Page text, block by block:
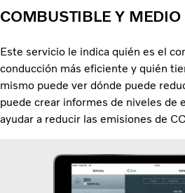
COMBUSTIBLE Y
Este servicio le indica quién es el
conducción más eficiente y quién
mismo puede ver dónde puede
puede crear informes de niveles de
ayudar a reducir las emisiones de